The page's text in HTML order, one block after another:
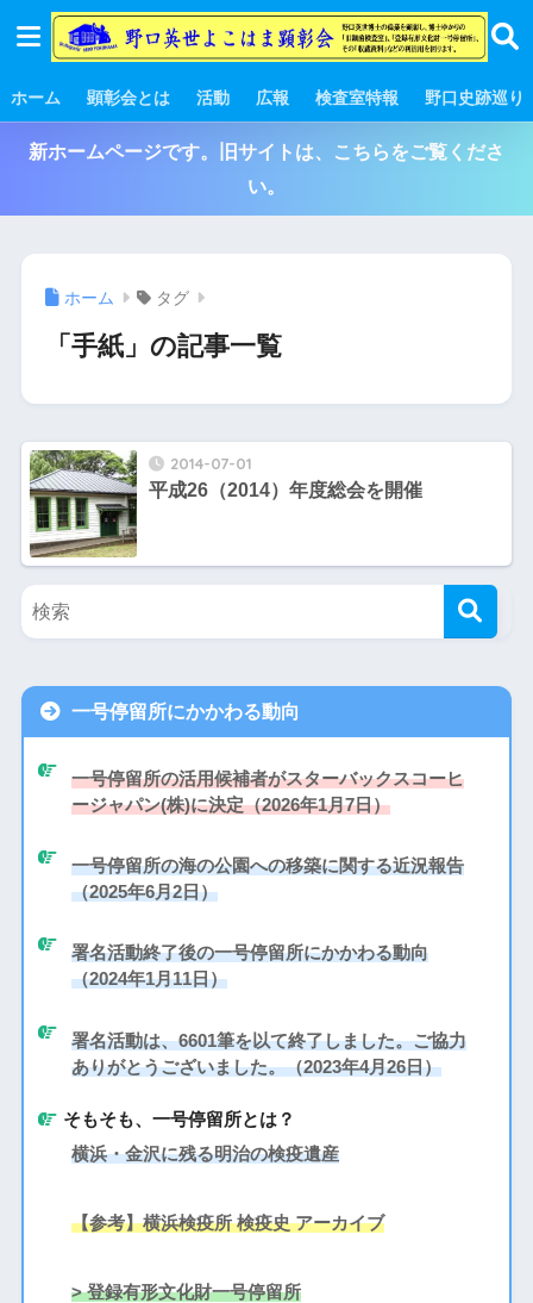
ホーム 顕彰会とは 活動 広報 検査室特報 野口史跡巡り
新ホームページです。旧サイトは、こちらをご覧くださ
い。
ホーム タグ
「手紙」の記事一覧
2014-07-01
平成26（2014）年度総会を開催
一号停留所にかかわる動向
一号停留所の活用候補者がスターバックスコーヒ
ージャパン(株)に決定（2026年1月7日）
一号停留所の海の公園への移築に関する近況報告
（2025年6月2日）
署名活動終了後の一号停留所にかかわる動向
（2024年1月11日）
署名活動は、6601筆を以て終了しました。ご協力
ありがとうございました。（2023年4月26日）
そもそも、一号停留所とは？
横浜・金沢に残る明治の検疫遺産
【参考】横浜検疫所 検疫史 アーカイブ
> 登録有形文化財一号停留所